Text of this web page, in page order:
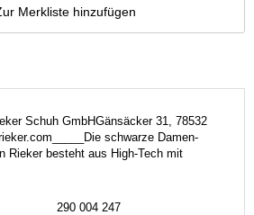
Merkliste hinzufügen
Schuh GmbHGänsäcker 31, 78532
schwarze Damen-
Rieker besteht aus High-Tech mit
290 004 247